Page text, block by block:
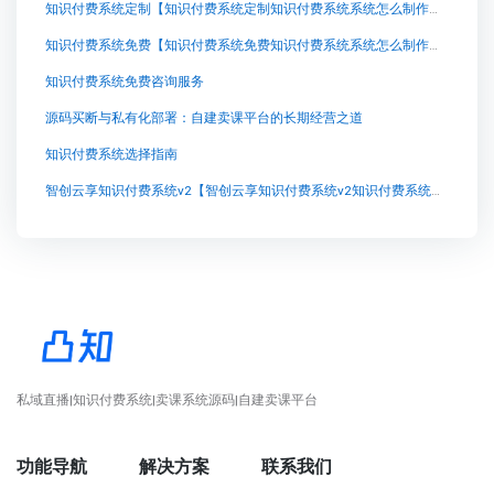
知识付费系统定制【知识付费系统定制知识付费系统系统怎么制作，知识付费系统搭建使用教程】
知识付费系统免费【知识付费系统免费知识付费系统系统怎么制作，知识付费系统搭建使用教程】
知识付费系统免费咨询服务
源码买断与私有化部署：自建卖课平台的长期经营之道
知识付费系统选择指南
智创云享知识付费系统v2【智创云享知识付费系统v2知识付费系统系统怎么制作，知识付费系统搭建使用教程】
私域直播|知识付费系统|卖课系统源码|自建卖课平台
功能导航 解决方案 联系我们